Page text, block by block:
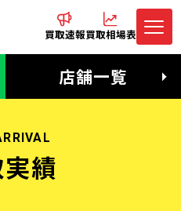
買取速報買取相場表
店舗一覧
電話でお問合わせ
営業時間：11:00〜20:00
績